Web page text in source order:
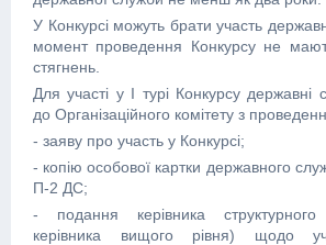
У Конкурсі можуть брати участь
момент проведення Конкурсу не
стягнень.
Для участі у І турі Конкурсу державні
до Організаційного комітету з
- заяву про участь у Конкурсі;
- копію особової картки державного
П-2 ДС;
- подання керівника структурного
керівника вищого рівня) щодо